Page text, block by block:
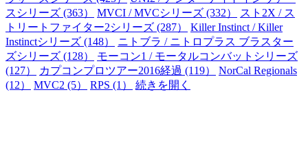
スシリーズ (363）
MVCI / MVCシリーズ (332）
スト2X / ス
トリートファイター2シリーズ (287）
Killer Instinct / Killer
Instinctシリーズ (148）
ニトブラ / ニトロプラス ブラスター
ズシリーズ (128）
モーコン1 / モータルコンバットシリーズ
(127）
カプコンプロツアー2016経過 (119）
NorCal Regionals
(12）
MVC2 (5） RPS (1） 続きを開く